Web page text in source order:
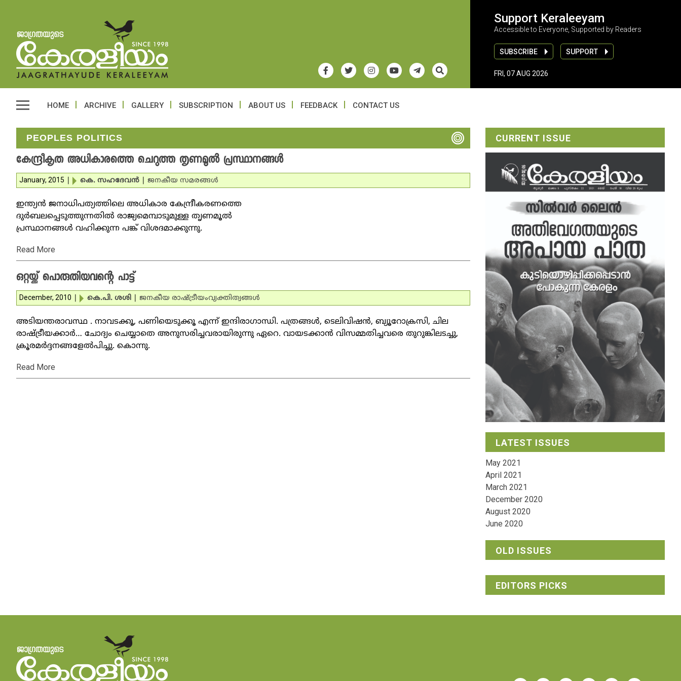
Support Keraleeyam
Accessible to Everyone, Supported by Readers
SUBSCRIBE SUPPORT
FRI, 07 AUG 2026
HOME ARCHIVE GALLERY SUBSCRIPTION ABOUT US FEEDBACK CONTACT US
PEOPLES POLITICS
കേന്ദ്രീകൃത അധികാരത്തെ ചെറുത്ത തൃണമൂല്‍ പ്രസ്ഥാനങ്ങള്‍
January, 2015 കെ. സഹദേവന്‍ ജനകീയ സമരങ്ങള്‍
ഇന്ത്യന്‍ ജനാധിപത്യത്തിലെ അധികാര കേന്ദ്രീകരണത്തെ
ദുര്‍ബലപ്പെടുത്തുന്നതില്‍ രാജ്യമെമ്പാടുമുള്ള തൃണമൂല്‍
പ്രസ്ഥാനങ്ങള്‍ വഹിക്കുന്ന പങ്ക് വിശദമാക്കുന്നു.
Read More
ഒറ്റയ്ക്ക് പൊരുതിയവന്റെ പാട്ട്
December, 2010 കെ.പി. ശശി ജനകീയ രാഷ്ട്രീയംവ്യക്തിത്വങ്ങള്‍
അടിയന്തരാവസ്ഥ . നാവടക്കൂ, പണിയെടുക്കൂ എന്ന് ഇന്ദിരാഗാന്ധി. പത്രങ്ങള്‍, ടെലിവിഷന്‍, ബ്യൂറോക്രസി, ചില
രാഷ്ട്രീയക്കാര്‍… ചോദ്യം ചെയ്യാതെ അനുസരിച്ചവരായിരുന്നു ഏറെ. വായടക്കാന്‍ വിസമ്മതിച്ചവരെ തുറുങ്കിലടച്ചു,
ക്രൂരമര്‍ദ്ദനങ്ങളേല്‍പിച്ചു. കൊന്നു.
Read More
CURRENT ISSUE
LATEST ISSUES
May 2021
April 2021
March 2021
December 2020
August 2020
June 2020
OLD ISSUES
EDITORS PICKS